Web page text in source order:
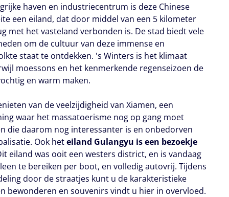
haven en industriecentrum is deze Chinese
een eiland, dat door middel van een 5 kilometer
met het vasteland verbonden is. De stad biedt vele
om de cultuur van deze immense en
staat te ontdekken. 's Winters is het klimaat
moessons en het kenmerkende regenseizoen de
en warm maken.
van de veelzijdigheid van Xiamen, een
waar het massatoerisme nog op gang moet
die daarom nog interessanter is en onbedorven
Ook heteiland Gulangyu is een bezoekje
eiland was ooit een westers district, en is vandaag
te bereiken per boot, en volledig autovrij. Tijdens
door de straatjes kunt u de karakteristieke
bewonderen en souvenirs vindt u hier in overvloed.